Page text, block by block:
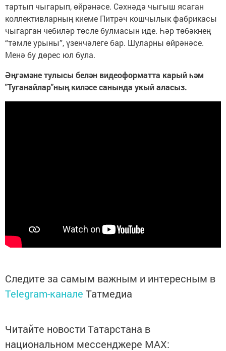
тартып чыгарып, өйрәнәсе. Сәхнәдә чыгыш ясаган
коллективларның киеме Питрәч кошчылык фабрикасы
чыгарган чебиләр төсле булмасын иде. Һәр төбәкнең
“тәмле урыны”, үзенчәлеге бар. Шуларны өйрәнәсе.
Менә бу дөрес юл була.
Әңгәмәне тулысы белән видеоформатта карый һәм
"Туганайлар"ның киләсе санында укый аласыз.
Следите за самым важным и интересным в
Telegram-канале Татмедиа
Читайте новости Татарстана в
национальном мессенджере MАХ: